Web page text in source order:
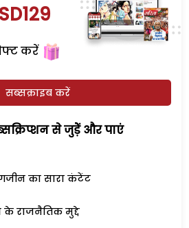
करें
सब्सक्राइब करें
से जुड़ेें और पाएं
का सारा कंटेंट
के राजनैतिक मुद्दे